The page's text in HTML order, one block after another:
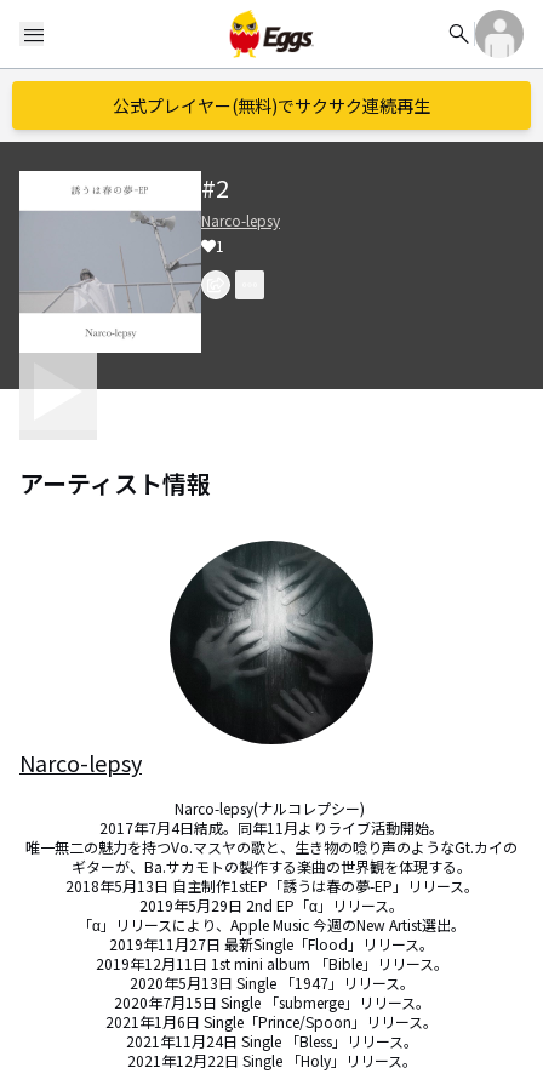
menu search
公式プレイヤー(無料)でサクサク連続再生
#2
Narco-lepsy
1
アーティスト情報
Narco-lepsy
Narco-lepsy(ナルコレプシー)
2017年7月4日結成。同年11月よりライブ活動開始。
唯一無二の魅力を持つVo.マスヤの歌と、生き物の唸り声のようなGt.カイの
ギターが、Ba.サカモトの製作する楽曲の世界観を体現する。
2018年5月13日 自主制作1stEP「誘うは春の夢-EP」リリース。
2019年5月29日 2nd EP「α」リリース。
「α」リリースにより、Apple Music 今週のNew Artist選出。
2019年11月27日 最新Single「Flood」リリース。
2019年12月11日 1st mini album 「Bible」リリース。
2020年5月13日 Single 「1947」リリース。
2020年7月15日 Single 「submerge」リリース。
2021年1月6日 Single「Prince/Spoon」リリース。
2021年11月24日 Single 「Bless」リリース。
2021年12月22日 Single 「Holy」リリース。